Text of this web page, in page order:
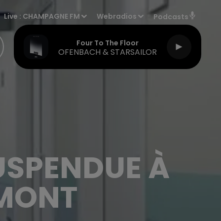
Live : CHAMPAGNE FM Webradios Podcasts
Four To The Floor
OFENBACH & STARSAILOR
À